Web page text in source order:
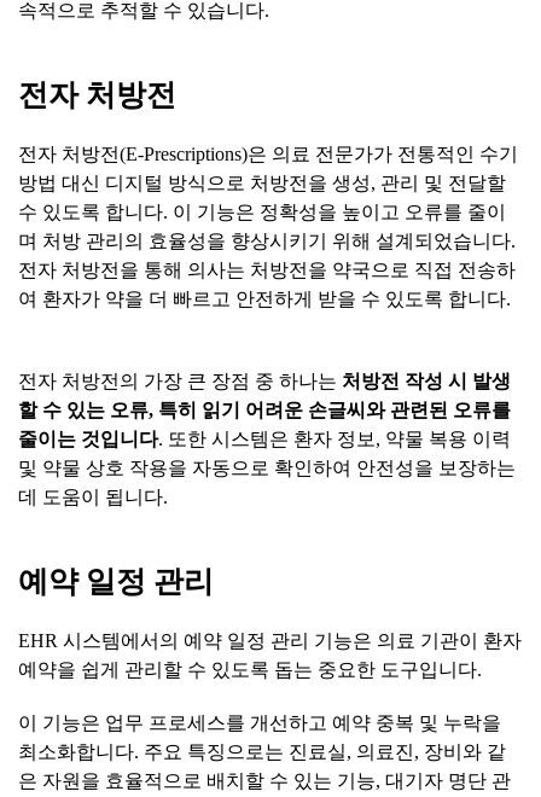
속적으로 추적할 수 있습니다.
전자 처방전
전자 처방전(E-Prescriptions)은 의료 전문가가 전통적인 수기
방법 대신 디지털 방식으로 처방전을 생성, 관리 및 전달할
수 있도록 합니다. 이 기능은 정확성을 높이고 오류를 줄이
며 처방 관리의 효율성을 향상시키기 위해 설계되었습니다.
전자 처방전을 통해 의사는 처방전을 약국으로 직접 전송하
여 환자가 약을 더 빠르고 안전하게 받을 수 있도록 합니다.
전자 처방전의 가장 큰 장점 중 하나는 처방전 작성 시
발생
할 수 있는 오류, 특히 읽기 어려운 손글씨와 관련된 오류를
줄이는 것입니다. 또한 시스템은 환자 정보, 약물 복용 이력
및 약물 상호 작용을 자동으로 확인하여 안전성을 보장하는
데 도움이 됩니다.
예약 일정 관리
EHR 시스템에서의 예약 일정 관리 기능은 의료 기관이 환자
예약을 쉽게 관리할 수 있도록 돕는 중요한 도구입니다.
이 기능은 업무 프로세스를 개선하고 예약 중복 및 누락을
최소화합니다. 주요 특징으로는 진료실, 의료진, 장비와 같
은 자원을 효율적으로 배치할 수 있는 기능, 대기자 명단 관